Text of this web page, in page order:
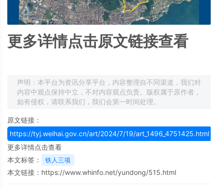
更多详情点击原文链接查看
声明：本平台为资讯分享平台，内容整理自不同渠道，我们对
内容中观点保持中立，不对内容观点负责。版权属于原作者，
如有侵权，请联系我们，我们会第一时间处理。
原文链接：
https://tyj.weihai.gov.cn/art/2024/7/19/art_1496_4751425.html
更多详情点击查看
本文标签：
铁人三项
本文链接： https://www.whinfo.net/yundong/515.html